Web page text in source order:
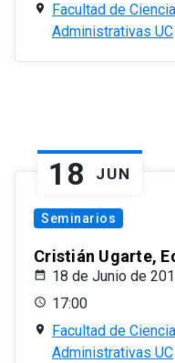
Facultad de
Administrativas UC
18 JUN
Seminarios
Cristián Ugarte,
18 de Junio de
17:00
Facultad de
Administrativas UC